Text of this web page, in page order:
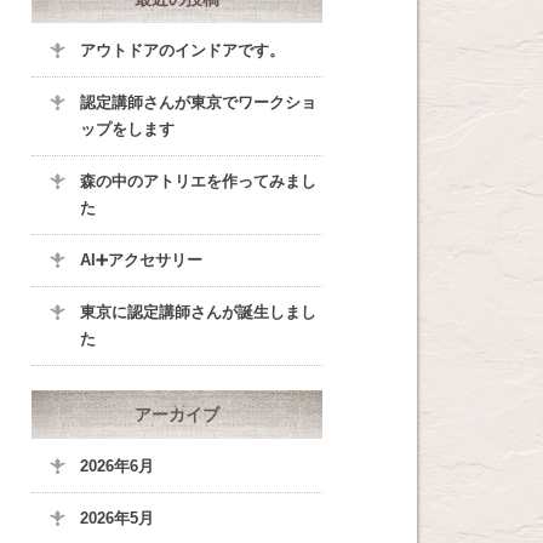
アウトドアのインドアです。
認定講師さんが東京でワークショ
ップをします
森の中のアトリエを作ってみまし
た
AI➕アクセサリー
東京に認定講師さんが誕生しまし
た
アーカイブ
2026年6月
2026年5月